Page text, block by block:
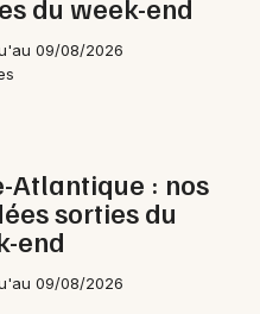
Géréon
du week-end
09/08/2026
Atlantique : nos
sorties du
end
09/08/2026